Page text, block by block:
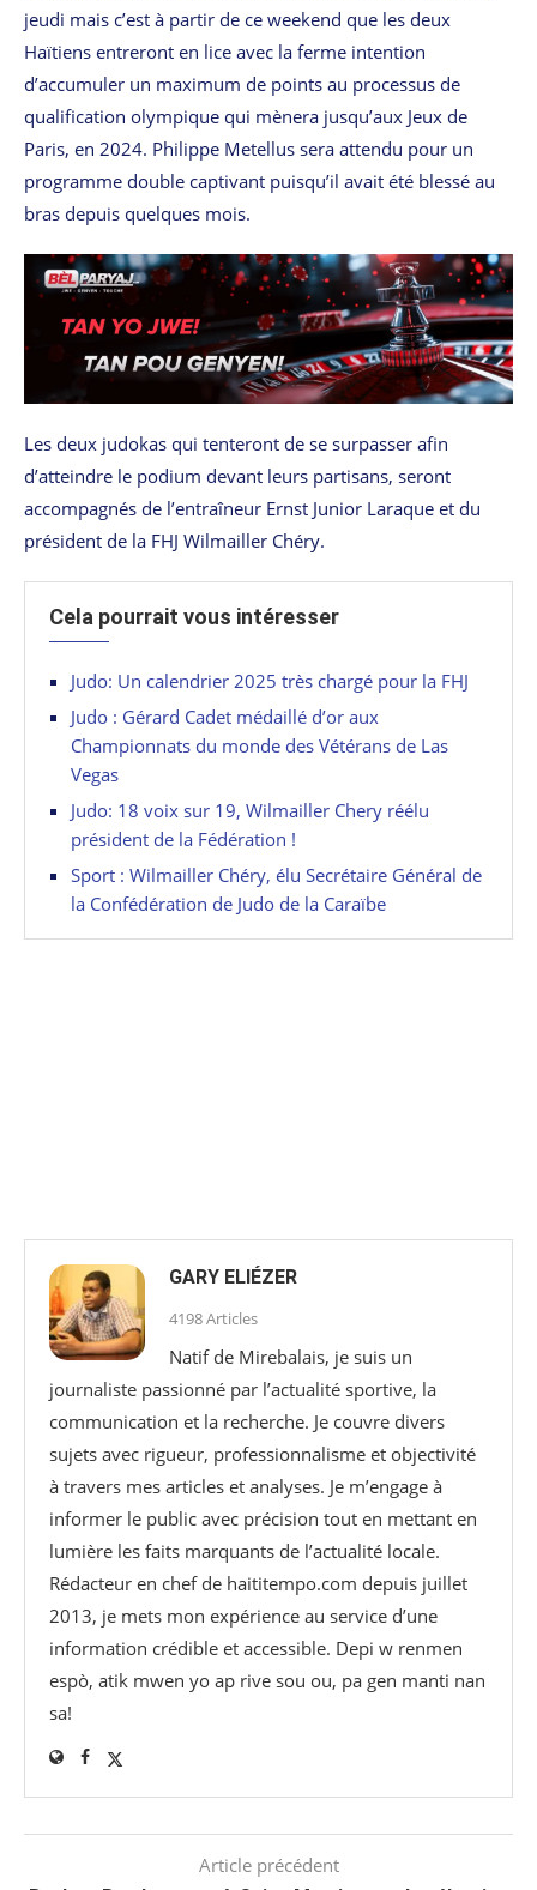
jeudi mais c’est à partir de ce weekend que les deux
Haïtiens entreront en lice avec la ferme intention
d’accumuler un maximum de points au processus de
qualification olympique qui mènera jusqu’aux Jeux de
Paris, en 2024. Philippe Metellus sera attendu pour un
programme double captivant puisqu’il avait été blessé au
bras depuis quelques mois.
Les deux judokas qui tenteront de se surpasser afin
d’atteindre le podium devant leurs partisans, seront
accompagnés de l’entraîneur Ernst Junior Laraque et du
président de la FHJ Wilmailler Chéry.
Cela pourrait vous intéresser
Judo: Un calendrier 2025 très chargé pour la FHJ
Judo : Gérard Cadet médaillé d’or aux
Championnats du monde des Vétérans de Las
Vegas
Judo: 18 voix sur 19, Wilmailler Chery réélu
président de la Fédération !
Sport : Wilmailler Chéry, élu Secrétaire Général de
la Confédération de Judo de la Caraïbe
GARY ELIÉZER
4198 Articles
Natif de Mirebalais, je suis un
journaliste passionné par l’actualité sportive, la
communication et la recherche. Je couvre divers
sujets avec rigueur, professionnalisme et objectivité
à travers mes articles et analyses. Je m’engage à
informer le public avec précision tout en mettant en
lumière les faits marquants de l’actualité locale.
Rédacteur en chef de haititempo.com⁠ depuis juillet
2013, je mets mon expérience au service d’une
information crédible et accessible. Depi w renmen
espò, atik mwen yo ap rive sou ou, pa gen manti nan
sa!
Article précédent